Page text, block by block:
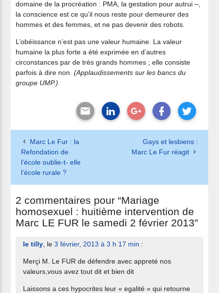
domaine de la procréation : PMA, la gestation pour autrui –,
la conscience est ce qu’il nous reste pour demeurer des
hommes et des femmes, et ne pas devenir des robots.
L’obéissance n’est pas une valeur humaine. La valeur
humaine la plus forte a été exprimée en d’autres
circonstances par de très grands hommes ; elle consiste
parfois à dire non.(Applaudissements sur les bancs du
groupe UMP.)
Marc Le Fur : la
Refondation de
l’école oublie-t- elle
l’école rurale ?
Gays et lesbiens :
Marc Le Fur réagit
2 commentaires pour “Mariage
homosexuel : huitième intervention de
Marc LE FUR le samedi 2 février 2013”
le tilly , le3 février, 2013 à 3 h 17 min :
Merçi M. Le FUR de défendre avec appreté nos
valeurs,vous avez tout dit et bien dit
Laissons a ces hypocrites leur « egalité » qui retourne